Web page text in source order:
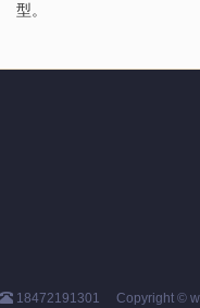
型。
18472191301 Copyright ©